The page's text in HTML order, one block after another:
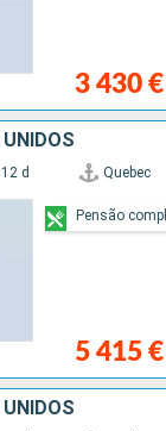
3 430 €
12 d Quebec
5 415 €
Pensão